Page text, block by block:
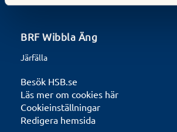
BRF Wibbla Äng
Järfälla
Besök HSB.se
Läs mer om cookies här
Cookieinställningar
Redigera hemsida